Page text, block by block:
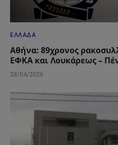
ΕΛΛΆΔΑ
Αθήνα: 89χρονος
ΕΦΚΑ και Λουκάρεως –
28/04/2026